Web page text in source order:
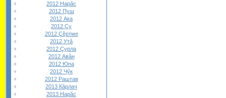
2012 Нарăс
2012 Пуш
2012 Ака
2012 Çу
2012 Çĕртме
2012 Утă
2012 Çурла
2012 Авăн
2012 Юпа
2012 Чӳк
2012 Раштав
2013 Кăрлач
2013 Нарăс